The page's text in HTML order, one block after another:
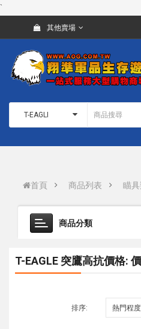
`
其他賣場
首頁 商品列表 瞄具
商品分類
T-EAGLE 突鷹高抗價格:
排序: